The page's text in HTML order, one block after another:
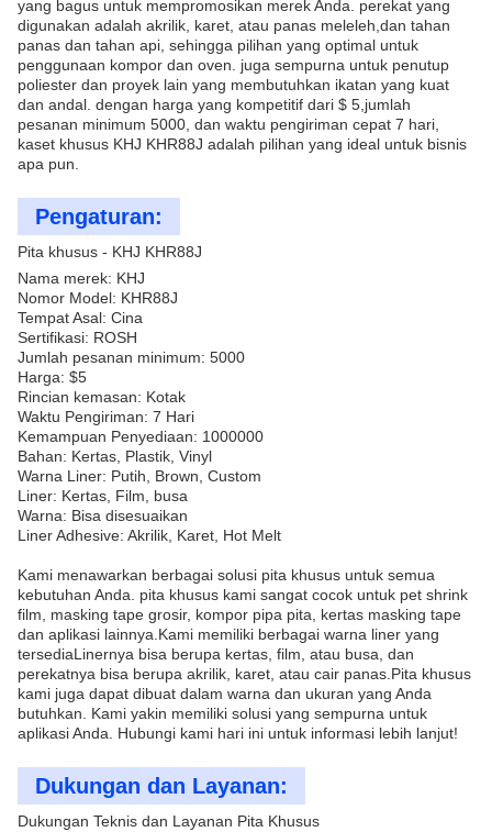
yang bagus untuk mempromosikan merek Anda. perekat yang
digunakan adalah akrilik, karet, atau panas meleleh,dan tahan
panas dan tahan api, sehingga pilihan yang optimal untuk
penggunaan kompor dan oven. juga sempurna untuk penutup
poliester dan proyek lain yang membutuhkan ikatan yang kuat
dan andal. dengan harga yang kompetitif dari $ 5,jumlah
pesanan minimum 5000, dan waktu pengiriman cepat 7 hari,
kaset khusus KHJ KHR88J adalah pilihan yang ideal untuk bisnis
apa pun.
Pengaturan:
Pita khusus - KHJ KHR88J
Nama merek: KHJ
Nomor Model: KHR88J
Tempat Asal: Cina
Sertifikasi: ROSH
Jumlah pesanan minimum: 5000
Harga: $5
Rincian kemasan: Kotak
Waktu Pengiriman: 7 Hari
Kemampuan Penyediaan: 1000000
Bahan: Kertas, Plastik, Vinyl
Warna Liner: Putih, Brown, Custom
Liner: Kertas, Film, busa
Warna: Bisa disesuaikan
Liner Adhesive: Akrilik, Karet, Hot Melt
Kami menawarkan berbagai solusi pita khusus untuk semua
kebutuhan Anda. pita khusus kami sangat cocok untuk pet shrink
film, masking tape grosir, kompor pipa pita, kertas masking tape
dan aplikasi lainnya.Kami memiliki berbagai warna liner yang
tersediaLinernya bisa berupa kertas, film, atau busa, dan
perekatnya bisa berupa akrilik, karet, atau cair panas.Pita khusus
kami juga dapat dibuat dalam warna dan ukuran yang Anda
butuhkan. Kami yakin memiliki solusi yang sempurna untuk
aplikasi Anda. Hubungi kami hari ini untuk informasi lebih lanjut!
Dukungan dan Layanan:
Dukungan Teknis dan Layanan Pita Khusus